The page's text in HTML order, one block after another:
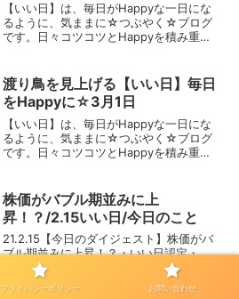
【いい日】は、毎日がHappyな一日にな
るように、気ままに☆つぶやく☆ブログ
です。日々コツコツとHappyを積み重ね
花言葉：愛の告白・真実の愛Happy☆...
渡り鳥を見上げる【いい日】毎日
をHappyに☆3月1日
【いい日】は、毎日がHappyな一日にな
るように、気ままに☆つぶやく☆ブログ
です。日々コツコツとHappyを積み重ね
臆病な愛・乙女のはにかみHappy☆つぶ
や...
株価がバブル期並みに上
昇！？/2.15いい日/今日のこと
21.2.15【今日のダイジェスト】株価がバ
ブル期並みに上昇！？・いい日認定・
Happyの心得など
プライバシーポリシー お問い合わせ